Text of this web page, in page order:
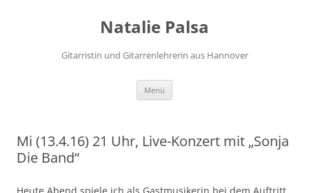
Natalie Palsa
Gitarristin und Gitarrenlehrerin aus Hannover
Menü
Mi (13.4.16) 21 Uhr, Live-Konzert mit „Sonja
Die Band“